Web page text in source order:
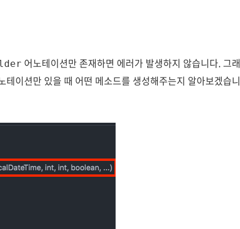
어노테이션만 존재하면 에러가 발생하지 않습니다. 그래
테이션만 있을 때 어떤 메소드를 생성해주는지 알아보겠습니